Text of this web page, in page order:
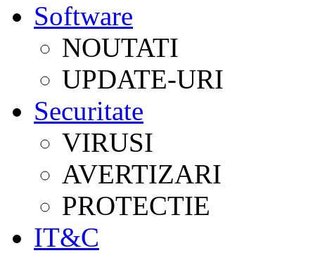
Software
NOUTATI
UPDATE-URI
Securitate
VIRUSI
AVERTIZARI
PROTECTIE
IT&C